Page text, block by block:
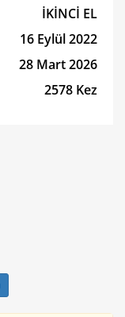
İKİNCİ EL
16 Eylül 2022
28 Mart 2026
2578 Kez